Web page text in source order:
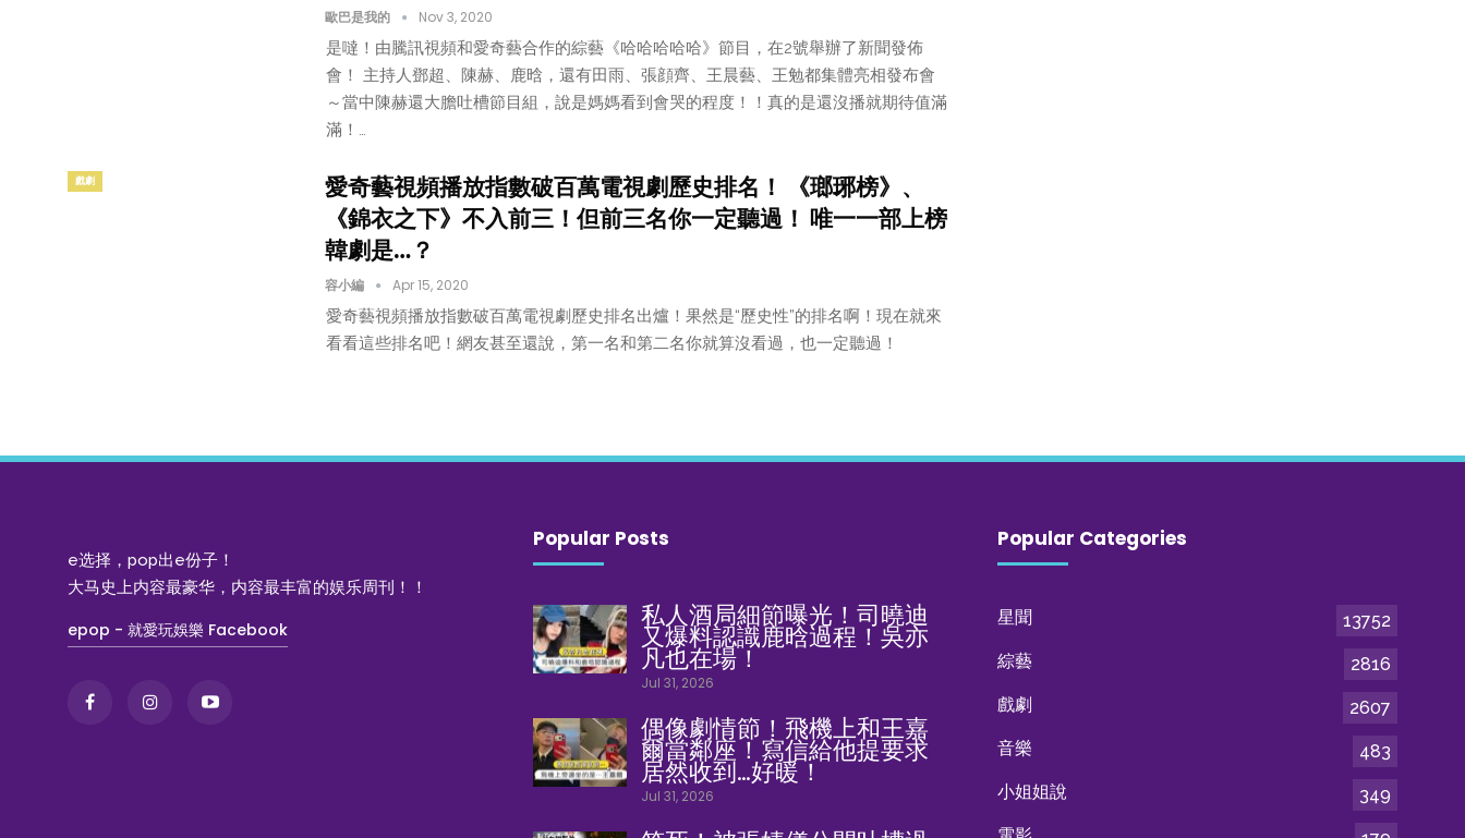
歐巴是我的 Nov 3, 2020
是噠！由騰訊視頻和愛奇藝合作的綜藝《哈哈哈哈哈》節目，在2號舉辦了新聞發佈
會！ 主持人鄧超、陳赫、鹿晗，還有田雨、張顔齊、王晨藝、王勉都集體亮相發布會
～當中陳赫還大膽吐槽節目組，說是媽媽看到會哭的程度！！真的是還沒播就期待值滿
滿！…
戲劇
愛奇藝視頻播放指數破百萬電視劇歷史排名！ 《瑯琊榜》、
《錦衣之下》不入前三！但前三名你一定聽過！ 唯一一部上榜
韓劇是…？
容小編 Apr 15, 2020
愛奇藝視頻播放指數破百萬電視劇歷史排名出爐！果然是“歷史性”的排名啊！現在就來
看看這些排名吧！網友甚至還說，第一名和第二名你就算沒看過，也一定聽過！
e选择，pop出e份子！
大马史上内容最豪华，内容最丰富的娱乐周刊！！
epop - 就愛玩娛樂 Facebook
Popular Posts
私人酒局細節曝光！司曉迪
又爆料認識鹿晗過程！吳亦
凡也在場！
Jul 31, 2026
偶像劇情節！飛機上和王嘉
爾當鄰座！寫信給他提要求
居然收到…好暖！
Jul 31, 2026
Popular Categories
星聞
13752
綜藝
2816
戲劇
2607
音樂
483
小姐姐說
349